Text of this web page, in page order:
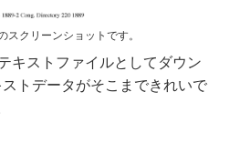
スクリーンショットです。
キストファイルとしてダウン
トデータがそこまできれいで